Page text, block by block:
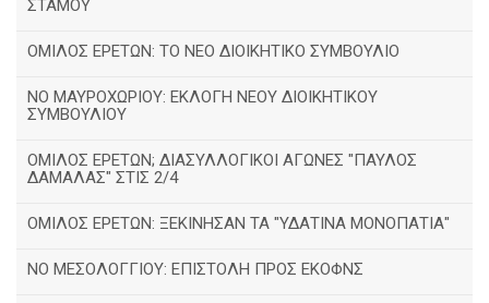
ΣΤΑΜΟΥ
ΟΜΙΛΟΣ ΕΡΕΤΩΝ: ΤΟ ΝΕΟ ΔΙΟΙΚΗΤΙΚΟ ΣΥΜΒΟΥΛΙΟ
ΝΟ ΜΑΥΡΟΧΩΡΙΟΥ: ΕΚΛΟΓΗ ΝΕΟΥ ΔΙΟΙΚΗΤΙΚΟΥ
ΣΥΜΒΟΥΛΙΟΥ
ΟΜΙΛΟΣ ΕΡΕΤΩΝ; ΔΙΑΣΥΛΛΟΓΙΚΟΙ ΑΓΩΝΕΣ "ΠΑΥΛΟΣ
ΔΑΜΑΛΑΣ" ΣΤΙΣ 2/4
ΟΜΙΛΟΣ ΕΡΕΤΩΝ: ΞΕΚΙΝΗΣΑΝ ΤΑ "ΥΔΑΤΙΝΑ ΜΟΝΟΠΑΤΙΑ"
ΝΟ ΜΕΣΟΛΟΓΓΙΟΥ: ΕΠΙΣΤΟΛΗ ΠΡΟΣ ΕΚΟΦΝΣ